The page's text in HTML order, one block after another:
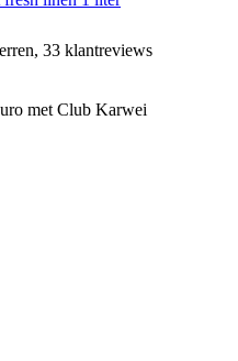
33 klantreviews
met Club Karwei